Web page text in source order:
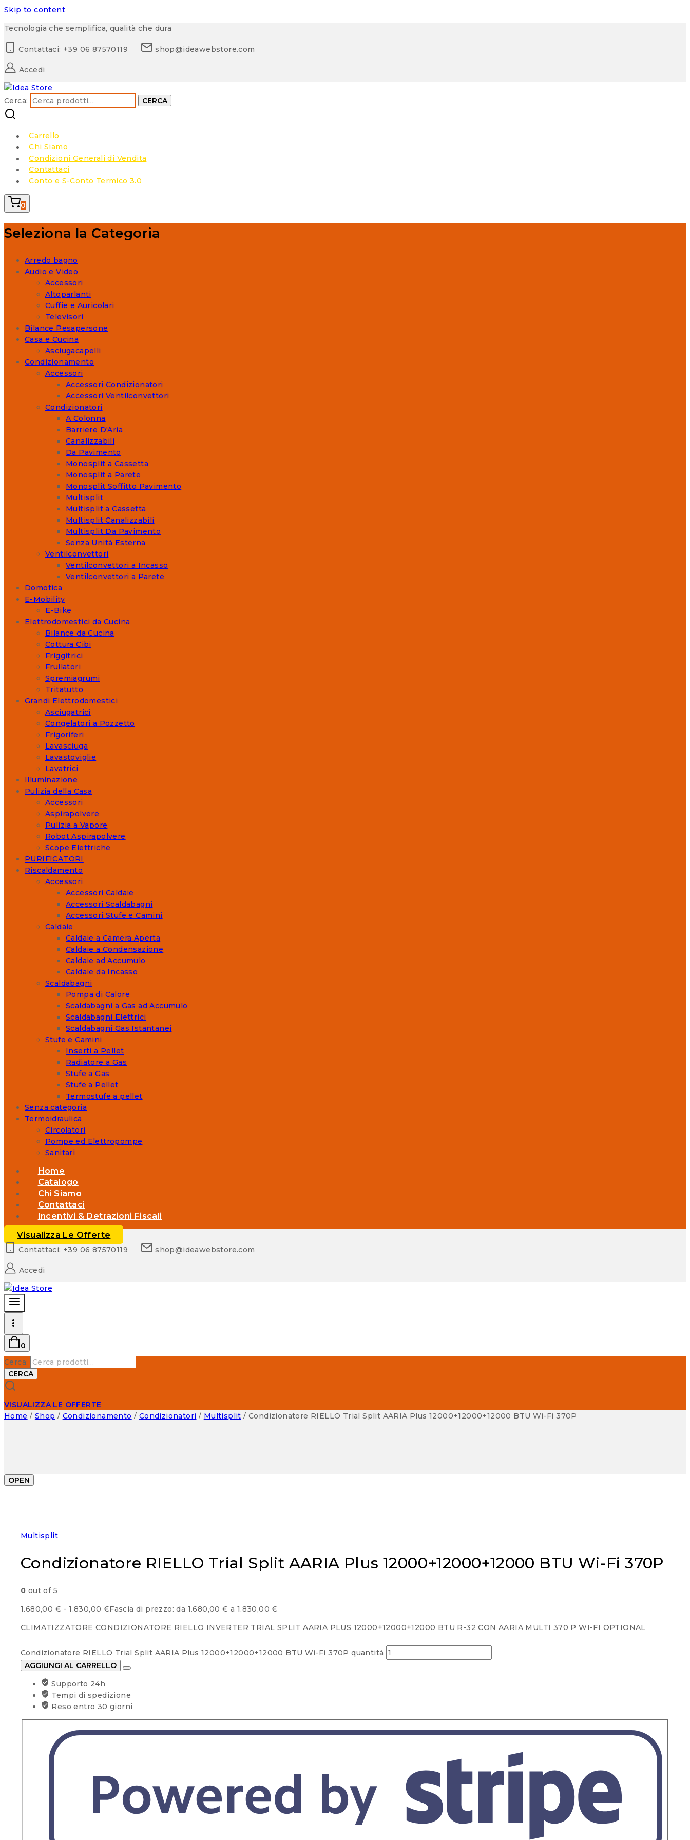
Skip to content
Tecnologia che semplifica, qualità che dura
Contattaci: +39 06 87570119 shop@ideawebstore.com
Accedi
Cerca: CERCA
Carrello
Chi Siamo
Condizioni Generali di Vendita
Contattaci
Conto e S-Conto Termico 3.0
0
Seleziona la Categoria
Arredo bagno
Audio e Video
Accessori
Altoparlanti
Cuffie e Auricolari
Televisori
Bilance Pesapersone
Casa e Cucina
Asciugacapelli
Condizionamento
Accessori
Accessori Condizionatori
Accessori Ventilconvettori
Condizionatori
A Colonna
Barriere D'Aria
Canalizzabili
Da Pavimento
Monosplit a Cassetta
Monosplit a Parete
Monosplit Soffitto Pavimento
Multisplit
Multisplit a Cassetta
Multisplit Canalizzabili
Multisplit Da Pavimento
Senza Unità Esterna
Ventilconvettori
Ventilconvettori a Incasso
Ventilconvettori a Parete
Domotica
E-Mobility
E-Bike
Elettrodomestici da Cucina
Bilance da Cucina
Cottura Cibi
Friggitrici
Frullatori
Spremiagrumi
Tritatutto
Grandi Elettrodomestici
Asciugatrici
Congelatori a Pozzetto
Frigoriferi
Lavasciuga
Lavastoviglie
Lavatrici
Illuminazione
Pulizia della Casa
Accessori
Aspirapolvere
Pulizia a Vapore
Robot Aspirapolvere
Scope Elettriche
PURIFICATORI
Riscaldamento
Accessori
Accessori Caldaie
Accessori Scaldabagni
Accessori Stufe e Camini
Caldaie
Caldaie a Camera Aperta
Caldaie a Condensazione
Caldaie ad Accumulo
Caldaie da Incasso
Scaldabagni
Pompa di Calore
Scaldabagni a Gas ad Accumulo
Scaldabagni Elettrici
Scaldabagni Gas Istantanei
Stufe e Camini
Inserti a Pellet
Radiatore a Gas
Stufe a Gas
Stufe a Pellet
Termostufe a pellet
Senza categoria
Termoidraulica
Circolatori
Pompe ed Elettropompe
Sanitari
Home
Catalogo
Chi Siamo
Contattaci
Incentivi & Detrazioni Fiscali
Visualizza Le Offerte
Contattaci: +39 06 87570119 shop@ideawebstore.com
Accedi
0
Cerca:
CERCA
VISUALIZZA LE OFFERTE
Home / Shop / Condizionamento / Condizionatori / Multisplit / Condizionatore RIELLO Trial Split AARIA Plus 12000+12000+12000 BTU Wi-Fi 370P
OPEN
Multisplit
Condizionatore RIELLO Trial Split AARIA Plus 12000+12000+12000 BTU Wi-Fi 370P
0 out of 5
1.680,00 € - 1.830,00 €Fascia di prezzo: da 1.680,00 € a 1.830,00 €
CLIMATIZZATORE CONDIZIONATORE RIELLO INVERTER TRIAL SPLIT AARIA PLUS 12000+12000+12000 BTU R-32 CON AARIA MULTI 370 P WI-FI OPTIONAL
Condizionatore RIELLO Trial Split AARIA Plus 12000+12000+12000 BTU Wi-Fi 370P quantità
AGGIUNGI AL CARRELLO
Supporto 24h
Tempi di spedizione
Reso entro 30 giorni